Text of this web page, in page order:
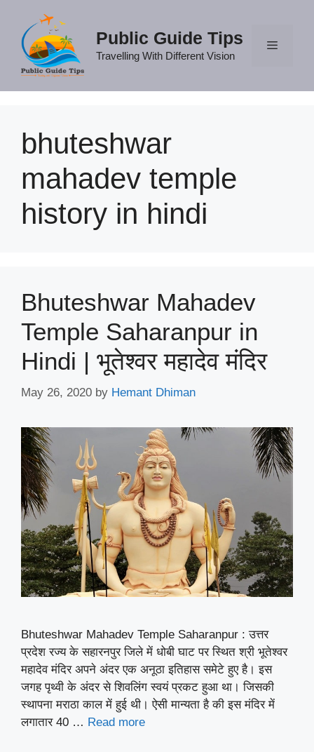
content
Public Guide Tips
Travelling With Different Vision
bhuteshwar
mahadev temple
history in hindi
Bhuteshwar Mahadev
Temple Saharanpur in
Hindi | भूतेश्वर महादेव मंदिर
May 26, 2020 by Hemant Dhiman
Bhuteshwar Mahadev Temple Saharanpur : उत्तर
प्रदेश रज्य के सहारनपुर जिले में धोबी घाट पर स्थित श्री भूतेश्वर
महादेव मंदिर अपने अंदर एक अनूठा इतिहास समेटे हुए है। इस
जगह पृथ्वी के अंदर से शिवलिंग स्वयं प्रकट हुआ था। जिसकी
स्थापना मराठा काल में हुई थी। ऐसी मान्यता है की इस मंदिर में
लगातार 40 … Read more